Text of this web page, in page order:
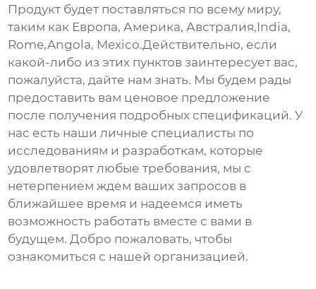
Продукт будет поставляться по всему миру,
таким как Европа, Америка, Австралия,India,
Rome,Angola, Mexico.Действительно, если
какой-либо из этих пунктов заинтересует вас,
пожалуйста, дайте нам знать. Мы будем рады
предоставить вам ценовое предложение
после получения подробных спецификаций. У
нас есть наши личные специалисты по
исследованиям и разработкам, которые
удовлетворят любые требования, мы с
нетерпением ждем ваших запросов в
ближайшее время и надеемся иметь
возможность работать вместе с вами в
будущем. Добро пожаловать, чтобы
ознакомиться с нашей организацией.